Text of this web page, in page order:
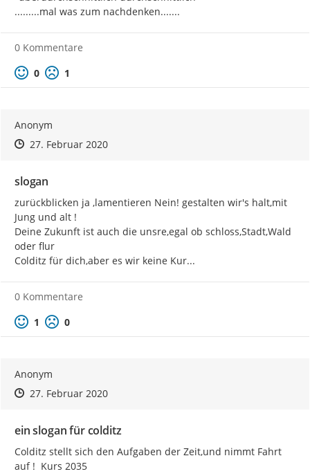
www.colditz.de/slogan. Das Beteiligungsportal ist vom 28.01.
bis 28.02.20 dafür geöffnet. Es kommen 5-6 Vorschläge in
einer öffentlichen Arbeitsberatung des Stadtrates am
Wir freuen uns auf Ihre Einsendungen.
.........mal was zum nachdenken.......
0 Kommentare
Positive Bewertung
0 Negative Bewertung
1
Anonym
Zeitpunkt des Erstellens
Zeitpunkt des Erstellens
27. Februar 2020Zur Äußerung
slogan
zurückblicken ja ,lamentieren Nein! gestalten wir's halt,mit
Jung und alt !
Deine Zukunft ist auch die unsre,egal ob schloss,Stadt,Wald
oder flur
Colditz für dich,aber es wir keine Kur...
0 Kommentare
Positive Bewertung
1 Negative Bewertung
0
Anonym
Zeitpunkt des Erstellens
Zeitpunkt des Erstellens
27. Februar 2020Zur Äußerung
ein slogan für colditz
Colditz stellt sich den Aufgaben der Zeit,und nimmt Fahrt
auf !  Kurs 2035